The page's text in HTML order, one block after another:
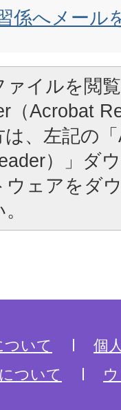
係へメール
ァイルを閲
（Acrobat
、左記の
）」ダ
ウェアをダ
いて
個
ついて